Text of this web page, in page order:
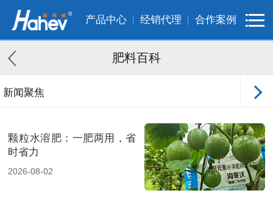
产品中心 经销代理 合作案例
肥料百科
新闻聚焦
颗粒水溶肥：一肥两用，省
时省力
2026-08-02